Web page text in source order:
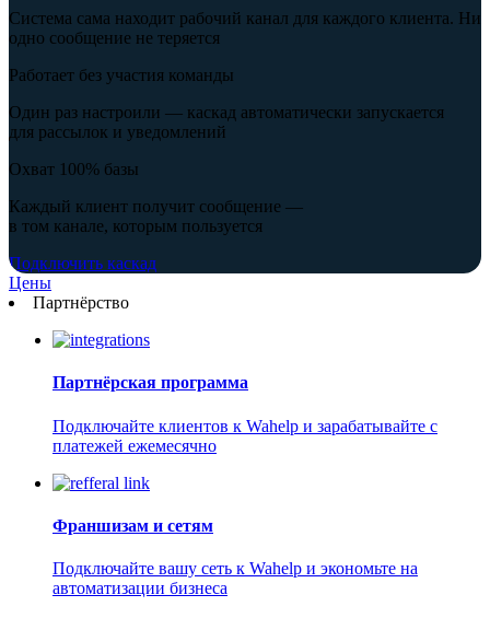
Система сама находит рабочий канал для каждого клиента. Ни
одно сообщение не теряется
Работает без участия команды
Один раз настроили — каскад автоматически запускается
для рассылок и уведомлений
Охват 100% базы
Каждый клиент получит сообщение —
в том канале, которым пользуется
Подключить каскад
Цены
Партнёрство
Партнёрская программа
Подключайте клиентов к Wahelp и зарабатывайте с
платежей ежемесячно
Франшизам и сетям
Подключайте вашу сеть к Wahelp и экономьте на
автоматизации бизнеса